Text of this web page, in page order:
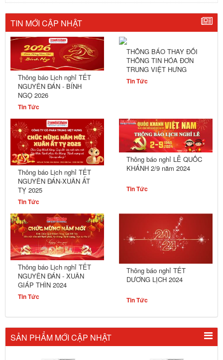
TIN MỚI CẬP NHẬT
Thông báo Lịch nghỉ TẾT
NGUYÊN ĐÁN - BÍNH
NGỌ 2026
Tin Tức
THÔNG BÁO THAY ĐỔI
THÔNG TIN HÓA ĐƠN
TRUNG VIỆT HƯNG
Tin Tức
Thông báo Lịch nghỉ TẾT
NGUYÊN ĐÁN-XUÂN ẤT
TỴ 2025
Tin Tức
Thông báo nghỉ LỄ QUỐC
KHÁNH 2/9 năm 2024
Tin Tức
Thông báo Lịch nghỉ TẾT
NGUYÊN ĐÁN - XUÂN
GIÁP THÌN 2024
Tin Tức
Thông báo nghỉ TẾT
DƯƠNG LỊCH 2024
Tin Tức
SẢN PHẨM MỚI CẬP NHẬT